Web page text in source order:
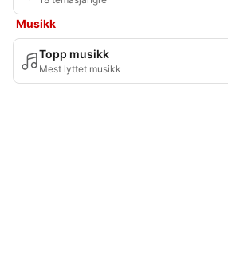
Musikk
Topp musikk
Mest lyttet musikk